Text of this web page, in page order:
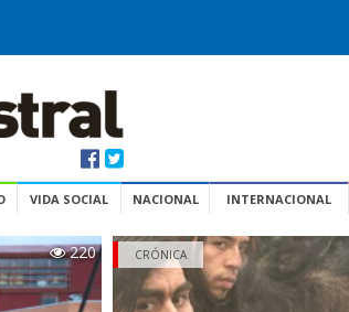
VIDA SOCIAL NACIONAL INTERNACIONAL
220 CRÓNICA